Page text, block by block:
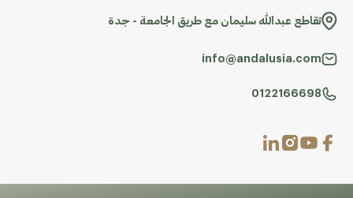
تقاطع عبدالله سليمان مع طريق الجامعة - جدة
info@andalusia.com
0122166698